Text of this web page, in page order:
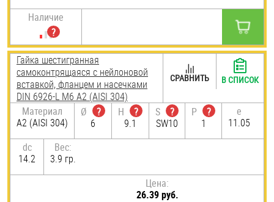
Наличие
Гайка шестигранная
самоконтрящаяся с нейлоновой
вставкой, фланцем и насечками
DIN 6926-L М6 А2 (AISI 304)
Материал
А2 (AISI 304)
Ø
?
6
H
?
9.1
S
?
SW10
P
?
1
e
11.05
dc
14.2
Вес:
3.9 гр.
Цена:
26.39 руб.
СРАВНИТЬ В СПИСОК